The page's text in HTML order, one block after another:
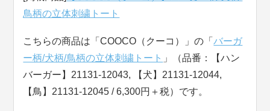
鳥柄の立体刺繍トート
こちらの商品は「COOCO（クーコ）」の「バーガ
ー柄/犬柄/鳥柄の立体刺繍トート 」（品番：【ハン
バーガー】21131-12043, 【犬】21131-12044,
【鳥】21131-12045 / 6,300円＋税）です。